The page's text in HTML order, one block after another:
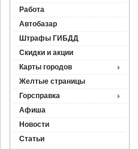
Работа
Автобазар
Штрафы ГИБДД
Скидки и акции
Карты городов
Желтые страницы
Горсправка
Афиша
Новости
Статьи